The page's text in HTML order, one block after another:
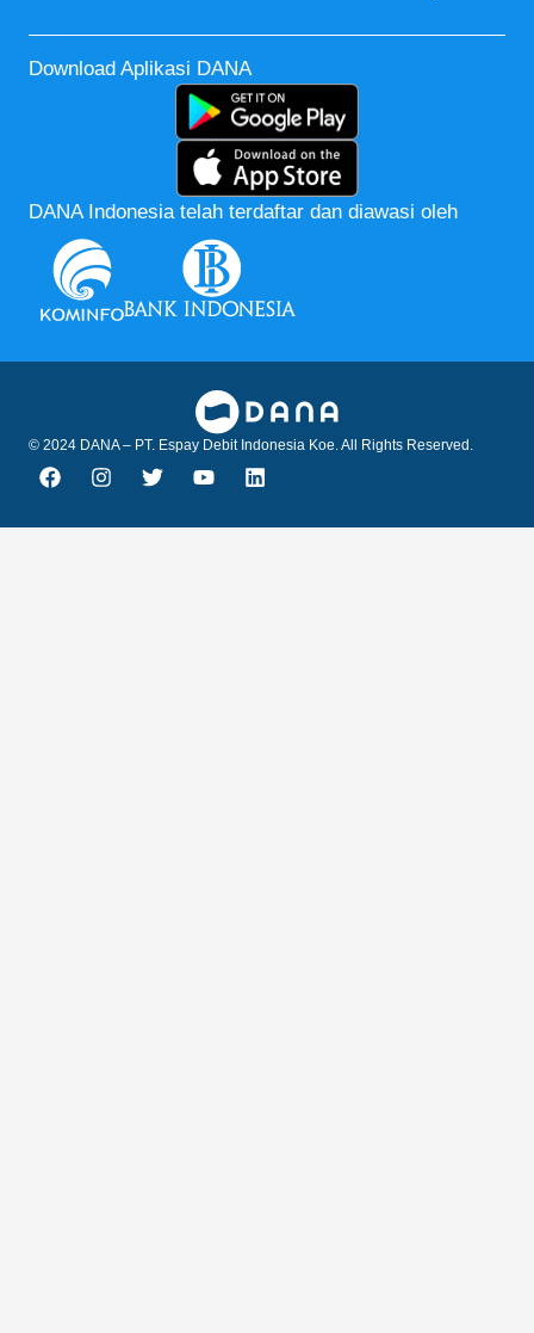
Download Aplikasi DANA
DANA Indonesia telah terdaftar dan diawasi oleh
© 2024 DANA – PT. Espay Debit Indonesia Koe. All Rights Reserved.